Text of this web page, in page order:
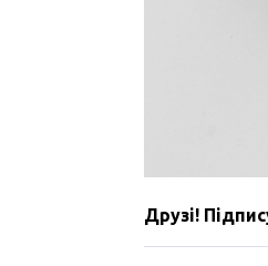
Друзі!